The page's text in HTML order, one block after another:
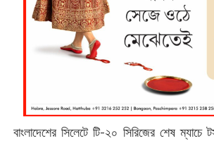
বাংলাদেশের সিলেটে টি-২০ সিরিজের শেষ